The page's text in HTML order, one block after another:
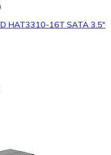
HAT3310-16T SATA 3.5"